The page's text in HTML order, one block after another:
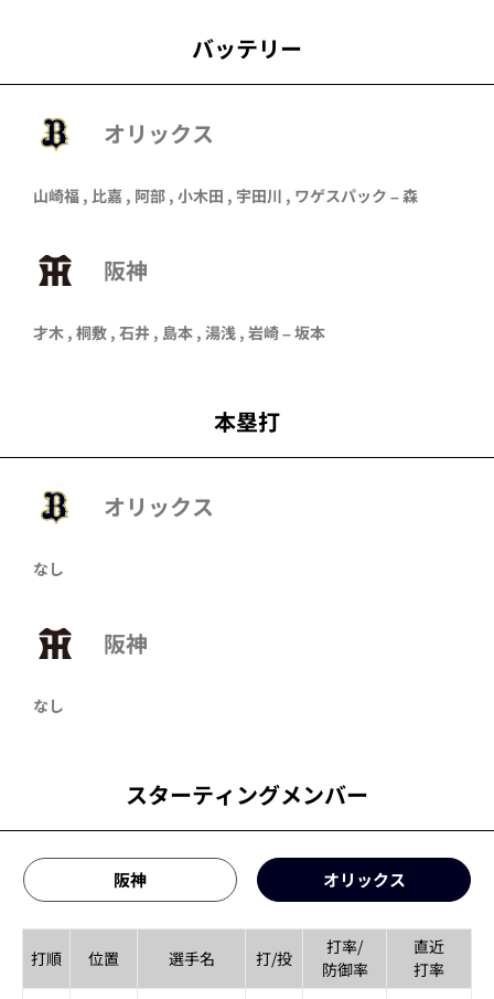
バッテリー
オリックス
山崎福 , 比嘉 , 阿部 , 小木田 , 宇田川 , ワゲスパック –森
阪神
才木 , 桐敷 , 石井 , 島本 , 湯浅 , 岩崎 – 坂本
本塁打
オリックス
なし
阪神
なし
スターティングメンバー
阪神 オリックス
打順 位置 選手名 打/投
打率/
防御率
直近
打率